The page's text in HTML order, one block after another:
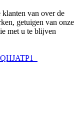
van over de
getuigen van onze
met u te blijven